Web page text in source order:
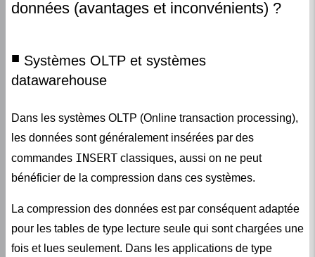
datawarehouse
les données sont généralement insérées par des
commandes INSERTclassiques, aussi on ne peut
bénéficier de la compression dans ces systèmes.
pour les tables de type lecture seule qui sont chargées une
fois et lues seulement. Dans les applications de type
datawarehouse, les tables sont généralement candidates